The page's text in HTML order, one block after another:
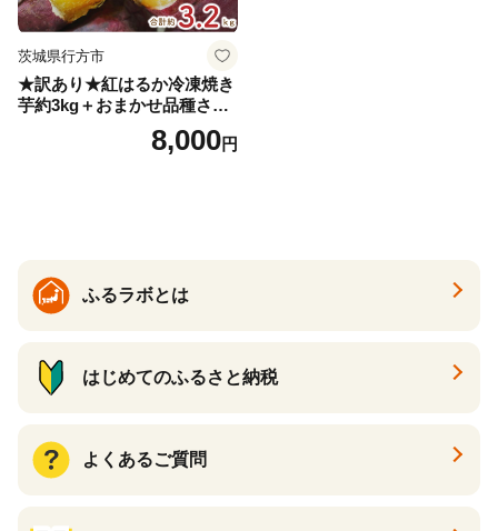
茨城県行方市
★訳あり★紅はるか冷凍焼き
芋約3kg＋おまかせ品種さつ
まいも 合計約3.2kg｜さつ
まいも サツマイモ さつま芋
8,000円
ふるラボとは
はじめてのふるさと納税
よくあるご質問